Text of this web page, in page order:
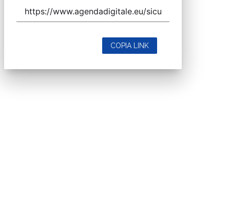
COPIA LINK